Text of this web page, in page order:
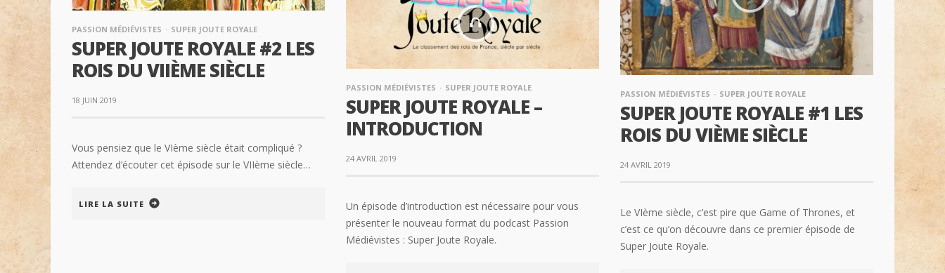
PASSION MÉDIÉVISTES SUPER JOUTE ROYALE
SUPER JOUTE ROYALE #2 LES
ROIS DU VIIÈME SIÈCLE
18 JUIN 2019
Vous pensiez que le VIème siècle était compliqué ?
Attendez d’écouter cet épisode sur le VIIème siècle…
LIRE LA SUITE
PASSION MÉDIÉVISTES SUPER JOUTE ROYALE
SUPER JOUTE ROYALE #1 LES
ROIS DU VIÈME SIÈCLE
24 AVRIL 2019
Le VIème siècle, c’est pire que Game of Thrones, et
c’est ce qu’on découvre dans ce premier épisode de
Super Joute Royale.
PASSION MÉDIÉVISTES SUPER JOUTE ROYALE
SUPER JOUTE ROYALE –
INTRODUCTION
24 AVRIL 2019
Un épisode d’introduction est nécessaire pour vous
présenter le nouveau format du podcast Passion
Médiévistes : Super Joute Royale.